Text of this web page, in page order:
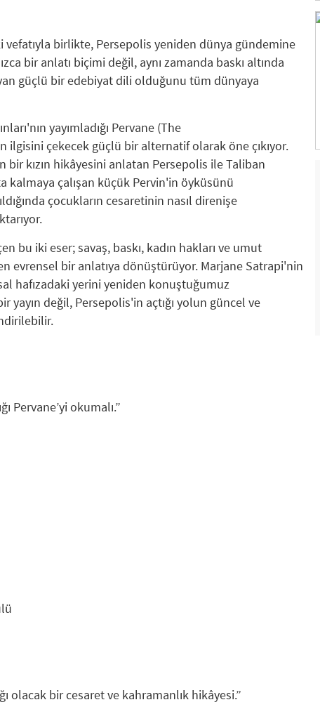
vefatıyla birlikte, Persepolis yeniden dünya gündemine
bir anlatı biçimi değil, aynı zamanda baskı altında
güçlü bir edebiyat dili olduğunu tüm dünyaya
yayımladığı Pervane (The
ilgisini çekecek güçlü bir alternatif olarak öne çıkıyor.
kızın hikâyesini anlatan Persepolis ile Taliban
çalışan küçük Pervin'in öyküsünü
çocukların cesaretinin nasıl direnişe
bu iki eser; savaş, baskı, kadın hakları ve umut
evrensel bir anlatıya dönüştürüyor. Marjane Satrapi'nin
hafızadaki yerini yeniden konuştuğumuz
yayın değil, Persepolis'in açtığı yolun güncel ve
Pervane’yi okumalı.”
olacak bir cesaret ve kahramanlık hikâyesi.”